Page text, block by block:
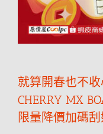
就算開春也不
CHERRY MX
限量降價加碼刮